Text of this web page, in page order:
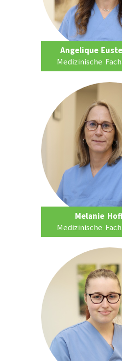
Angelique
Medizinische
Melanie
Medizinische